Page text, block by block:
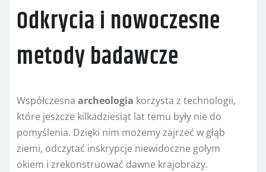
Odkrycia i nowoczesne
metody badawcze
Współczesna archeologia korzysta z technologii,
które jeszcze kilkadziesiąt lat temu były nie do
pomyślenia. Dzięki nim możemy zajrzeć w głąb
ziemi, odczytać inskrypcje niewidoczne gołym
okiem i zrekonstruować dawne krajobrazy.